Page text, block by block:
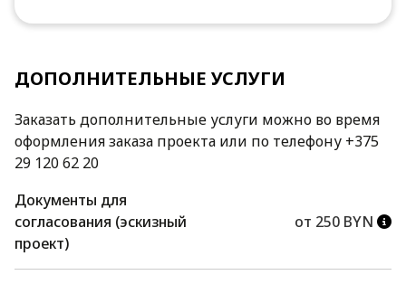
ДОПОЛНИТЕЛЬНЫЕ УСЛУГИ
Заказать дополнительные услуги можно во время
оформления заказа проекта или по телефону +375
29 120 62 20
Документы для
согласования (эскизный
проект)
от 250 BYN